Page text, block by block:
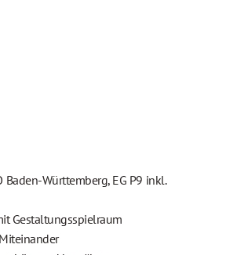
Württemberg, EG P9 inkl.
Gestaltungsspielraum